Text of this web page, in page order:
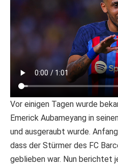
Vor einigen Tagen wurde
Emerick Aubameyang in
und ausgeraubt wurde.
dass der Stürmer des FC
geblieben war. Nun berichtet